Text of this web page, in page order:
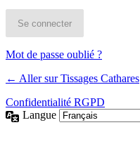
Mot de passe oublié ?
← Aller sur Tissages Cathares
Confidentialité RGPD
Langue